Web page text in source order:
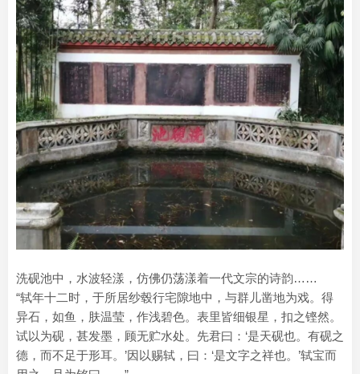
洗砚池中，水波轻漾，仿佛仍荡漾着一代文宗的诗韵……
“轼年十二时，于所居纱毂行宅隙地中，与群儿凿地为戏。得
异石，如鱼，肤温莹，作浅碧色。表里皆细银星，扣之铿然。
试以为砚，甚发墨，顾无贮水处。先君曰：‘是天砚也。有砚之
德，而不足于形耳。’因以赐轼，曰：‘是文字之祥也。’轼宝而